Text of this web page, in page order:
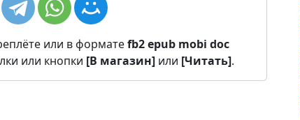
или в форматеfb2epub mobi doc
или кнопки [В магазин] или [Читать].